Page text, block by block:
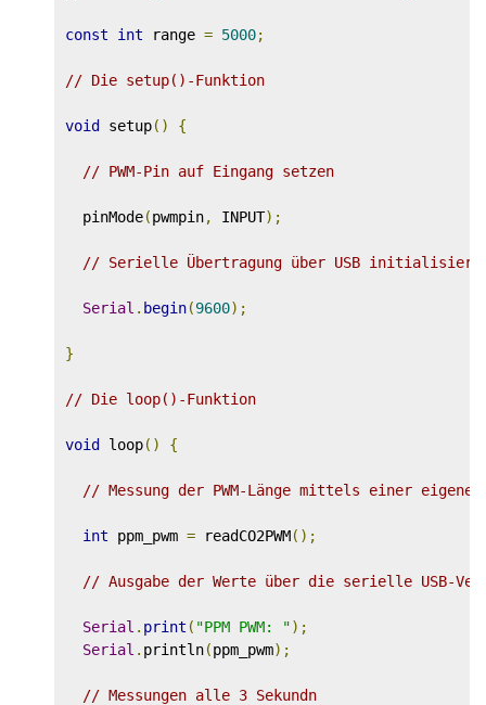
const int range = 5000;
// Die setup()-Funktion
void setup() {
// PWM-Pin auf Eingang setzen
pinMode(pwmpin, INPUT);
// Serielle Übertragung über USB
Serial . begin(9600);
}
// Die loop()-Funktion
void loop() {
// Messung der PWM-Länge mittels einer
int ppm_pwm = readCO2PWM();
// Ausgabe der Werte über die serielle USB-
Serial . print ( "PPM PWM: ");
Serial . println(ppm_pwm);
// Messungen alle 3 Sekundn